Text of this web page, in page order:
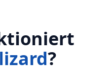
?